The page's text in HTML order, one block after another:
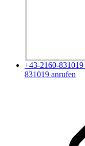
+43-2160-831019
831019 anrufen